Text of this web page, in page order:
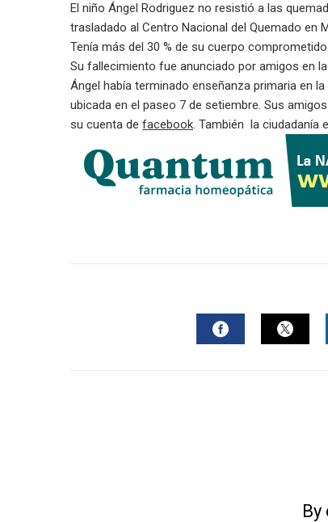
El niño Ángel Rodriguez no resistió a las
trasladado al Centro Nacional del Quemado en
Tenía más del 30 % de su cuerpo comprometido.
Su fallecimiento fue anunciado por amigos en
Ángel había terminado enseñanza primaria en
ubicada en el paseo 7 de setiembre. Sus
su cuenta de facebook. También la ciudadanía